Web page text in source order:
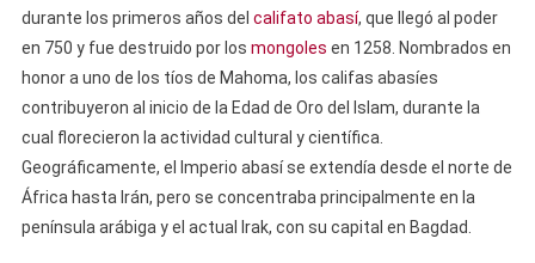
durante los primeros años del califato abasí, que llegó al poder
en 750 y fue destruido por los mongoles en 1258. Nombrados en
honor a uno de los tíos de Mahoma, los califas abasíes
contribuyeron al inicio de la Edad de Oro del Islam, durante la
cual florecieron la actividad cultural y científica.
Geográficamente, el Imperio abasí se extendía desde el norte de
África hasta Irán, pero se concentraba principalmente en la
península arábiga y el actual Irak, con su capital en Bagdad.